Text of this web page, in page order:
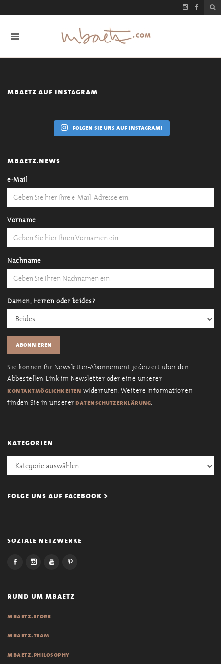
mbaetz auf instagram
folgen sie uns auf instagram!
mbaetz.news
e-Mail
Vorname
Nachname
Damen, Herren oder beides?
Sie können Ihr Newsletter-Abonnement jederzeit über den
Abbestellen-Link im Newsletter oder eine unserer
kontaktmöglichkeiten widerrufen. Weitere Informationen
finden Sie in unserer datenschutzerklärung.
kategorien
Kategorien
folge uns auf facebook >
soziale netzwerke
rund um mbaetz
mbaetz.store
mbaetz.team
mbaetz.philosophy